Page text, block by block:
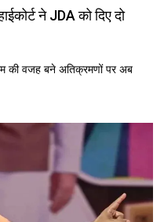
ने JDA को दिए दो
की वजह बने अतिक्रमणों पर अब